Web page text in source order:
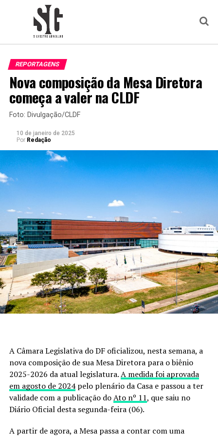
REPORTAGENS
Nova composição da Mesa Diretora
começa a valer na CLDF
Foto: Divulgação/CLDF
10 de janeiro de 2025
Por Redação
A Câmara Legislativa do DF oficializou, nesta semana, a
nova composição de sua Mesa Diretora para o biênio
2025-2026 da atual legislatura.A medida foi aprovada
em agosto de 2024pelo plenário da Casa e passou a ter
validade com a publicação doAto nº 11, que saiu no
Diário Oficial desta segunda-feira (06).
A partir de agora, a Mesa passa a contar com uma